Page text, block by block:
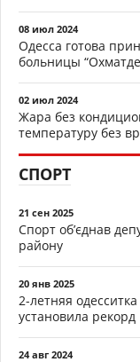
08 июл 2024
Одесса готова
больницы
02 июл 2024
Жара без
температуру без
СПОРТ
21 сен 2025
Спорт об’єднав
району
20 янв 2025
2-летняя
установила рекорд
24 авг 2024